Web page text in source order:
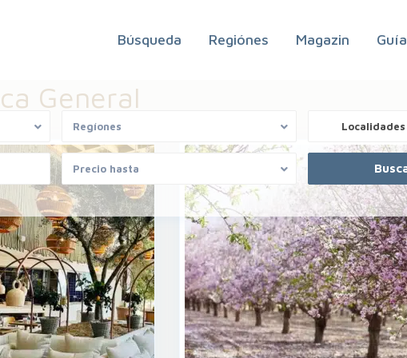
Búsqueda Regiónes Magazin Guía
Regíones Localidades
Precio hasta
General